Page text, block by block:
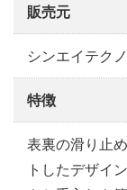
販売元
シンエイテク
特徴
表裏の滑り止
トしたデザイ